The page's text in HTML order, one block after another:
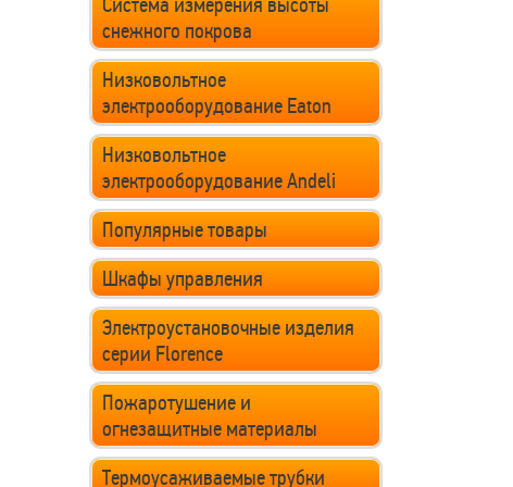
снежного покрова
Низковольтное
электрооборудование Eaton
Низковольтное
электрооборудование Andeli
Популярные товары
Шкафы управления
Электроустановочные изделия
серии Florence
Пожаротушение и
огнезащитные материалы
Термоусаживаемые трубки